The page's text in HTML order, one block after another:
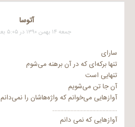
آتوسا
جمعه ۱۴ بهمن ۱۳۹۰ در ۵:۰۵ بعد از ظهر
سارای
تنها برکه‌ای که در آن برهنه می‌شوم
تنهایی است
آن جا تن می‌شویم
آوازهایی می‌خوانم که واژه‌هاشان را نمی‌دانم
……………………………………..
آوازهایی که نمی دانم